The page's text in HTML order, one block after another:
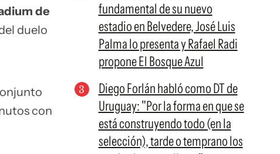
de
duelo
con
fundamental de su nuevo
estadio en Belvedere, José Luis
Palma lo presenta y Rafael Radi
propone El Bosque Azul
Diego Forlán habló como DT de
Uruguay: "Por la forma en que se
está construyendo todo (en la
selección), tarde o temprano los